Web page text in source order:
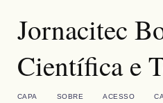
Jornacitec
Científica e
CAPA SOBRE ACESSO